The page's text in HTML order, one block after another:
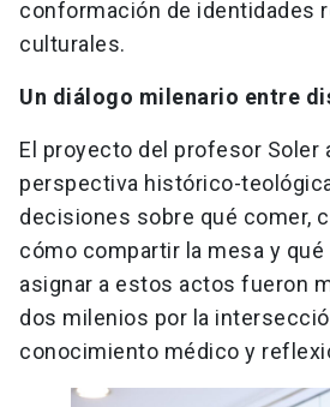
conformación de identidades
culturales.
Un diálogo milenario entre
El proyecto del profesor Soler
perspectiva histórico-
decisiones sobre qué comer,
cómo compartir la mesa y
asignar a estos actos fueron
dos milenios por la
conocimiento médico y